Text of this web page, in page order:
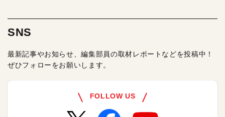
SNS
最新記事やお知らせ、編集部員の取材レポートなどを投稿中！
ぜひフォローをお願いします。
FOLLOW US